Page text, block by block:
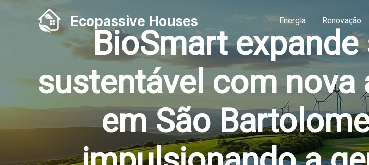
Ecopassive Houses Energia Renovação
BioSmart
sustentável com nova
em São